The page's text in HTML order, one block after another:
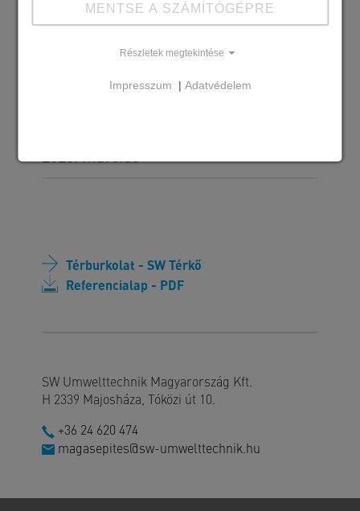
Szállított SW termékek
Micorex TH Kft.
Térburkolat - SW Térkő
Referencialap - PDF
SW Umwelttechnik Magyarország Kft.
H 2339 Majosháza, Tóközi út 10.
+36 24 620 474
magasepites@sw-umwelttechnik.hu
MENTSE A SZÁMÍTÓGÉPRE
Részletek megtekintése
Impresszum | Adatvédelem